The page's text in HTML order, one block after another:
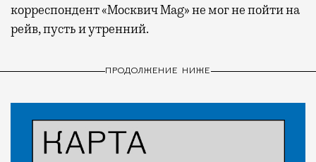
корреспондент «Москвич Mag» не мог не пойти на
рейв, пусть и утренний.
ПРОДОЛЖЕНИЕ НИЖЕ